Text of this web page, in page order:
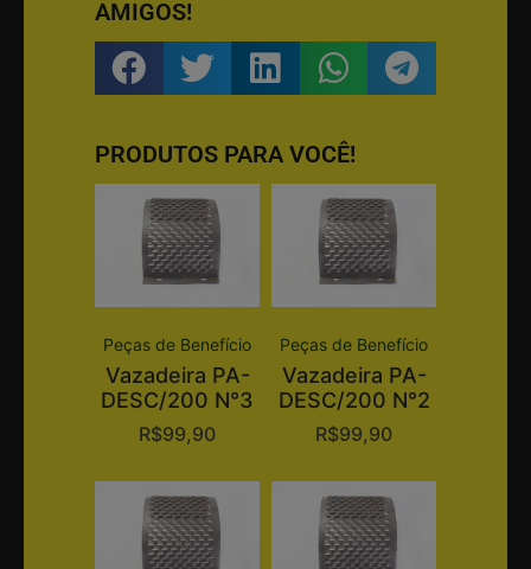
AMIGOS!
PRODUTOS PARA VOCÊ!
Peças de Benefício
Vazadeira PA-
DESC/200 N°3
R$99,90
Peças de Benefício
Vazadeira PA-
DESC/200 N°2
R$99,90